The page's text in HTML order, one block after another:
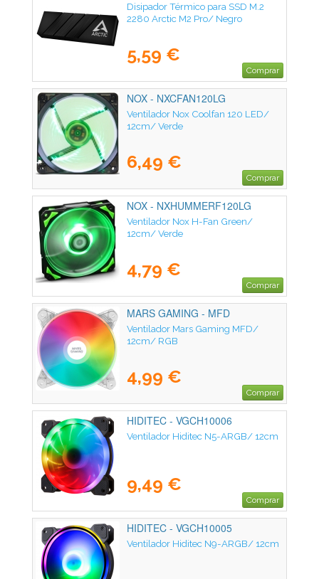
Disipador Térmico para SSD M.2
2280 Arctic M2 Pro/ Negro
5,59 €
Comprar
NOX - NXCFAN120LG
Ventilador Nox Coolfan 120 LED/
12cm/ Verde
6,49 €
Comprar
NOX - NXHUMMERF120LG
Ventilador Nox H-Fan Green/
12cm/ Verde
4,79 €
Comprar
MARS GAMING - MFD
Ventilador Mars Gaming MFD/
12cm/ RGB
4,99 €
Comprar
HIDITEC - VGCH10006
Ventilador Hiditec N5-ARGB/ 12cm
9,49 €
Comprar
HIDITEC - VGCH10005
Ventilador Hiditec N9-ARGB/ 12cm